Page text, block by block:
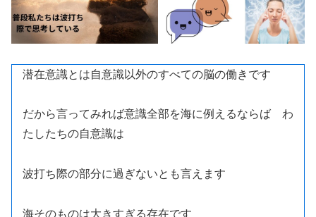
潜在意識とは自意識以外のすべての脳の働きです
だから言ってみれば意識全部を海に例えるならば わ
たしたちの自意識は
波打ち際の部分に過ぎないとも言えます
海そのものは大きすぎる存在です